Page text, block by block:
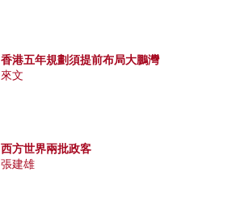
香港五年規劃須提前布局大鵬灣
來文
西方世界兩批政客
張建雄